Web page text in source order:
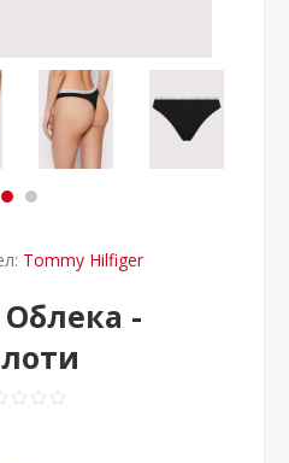
Tommy Hilfiger
-